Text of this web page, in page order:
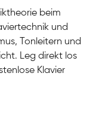
beim
und
Tonleitern und
Leg direkt los
Klavier